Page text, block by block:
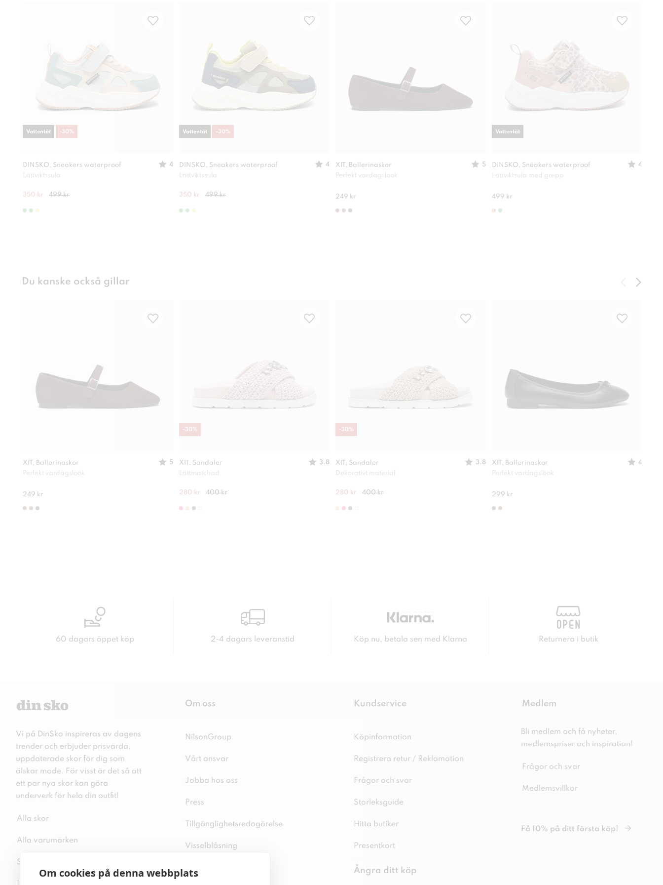
Om cookies på denna webbplats
DINSKO, Sneakers waterproof
4
Lättviktssula
350 kr 499 kr
Vattentät -30%
DINSKO, Sneakers waterproof
4
Lättviktssula
350 kr 499 kr
Vattentät -30%
XIT, Ballerinaskor
5
Perfekt vardagslook
249 kr
DINSKO, Sneakers waterproof
4
Lättviktsula med grepp
499 kr
Vattentät
Du kanske också gillar
XIT, Ballerinaskor
5
Perfekt vardagslook
249 kr
XIT, Sandaler
3.8
Lättmatchad
280 kr 400 kr
-30%
XIT, Sandaler
3.8
Dekorativt material
280 kr 400 kr
-30%
XIT, Ballerinaskor
4
Perfekt vardagslook
299 kr
60 dagars öppet köp 2-4 dagars leveranstid Köp nu, betala sen med Klarna Returnera i butik
Vi på DinSko inspireras av dagens
trender och erbjuder prisvärda,
uppdaterade skor för dig som
älskar mode. För visst är det så att
ett par nya skor kan göra
underverk för hela din outfit!
Alla skor
Alla varumärken
Sitemap
Om oss
NilsonGroup
Vårt ansvar
Jobba hos oss
Press
Tillgänglighetsredogörelse
Visselblåsning
Kundservice
Köpinformation
Registrera retur / Reklamation
Frågor och svar
Storleksguide
Hitta butiker
Presentkort
Ångra ditt köp
Medlem
Bli medlem och få nyheter,
medlemspriser och inspiration!
Frågor och svar
Medlemsvillkor
Få 10% på ditt första köp!